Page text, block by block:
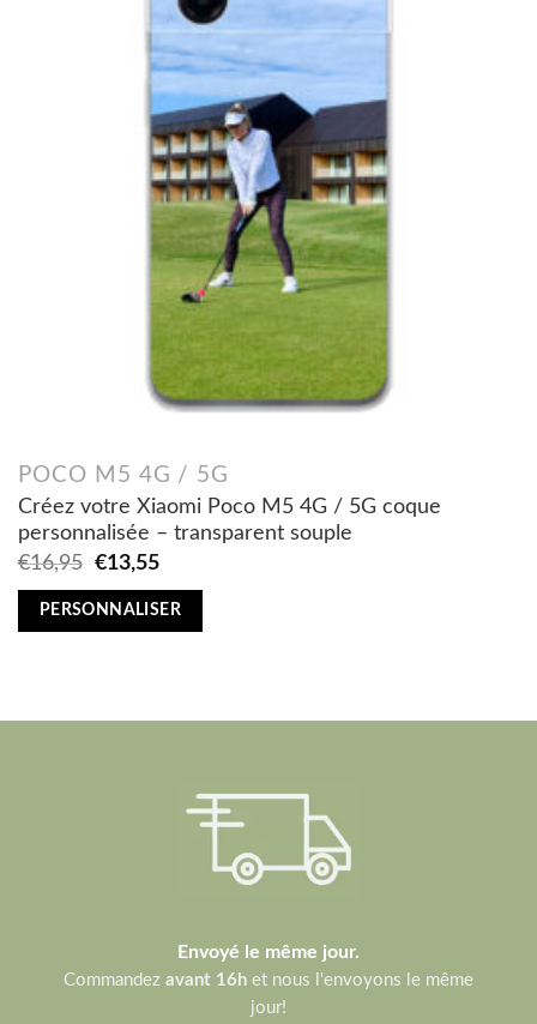
POCO M5 4G / 5G
Créez votre Xiaomi Poco M5 4G / 5G coque
personnalisée – transparent souple
€16,95
Original
was:
€13,55Current
is:
PERSONNALISER
Envoyé le même jour.
Commandez avant 16h et nous l'envoyons le même
jour!